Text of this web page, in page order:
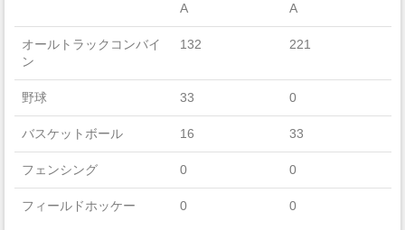
A
A
オールトラックコンバイ
ン
132 221
野球 33 0
バスケットボール 16 33
フェンシング 0 0
フィールドホッケー 0 0